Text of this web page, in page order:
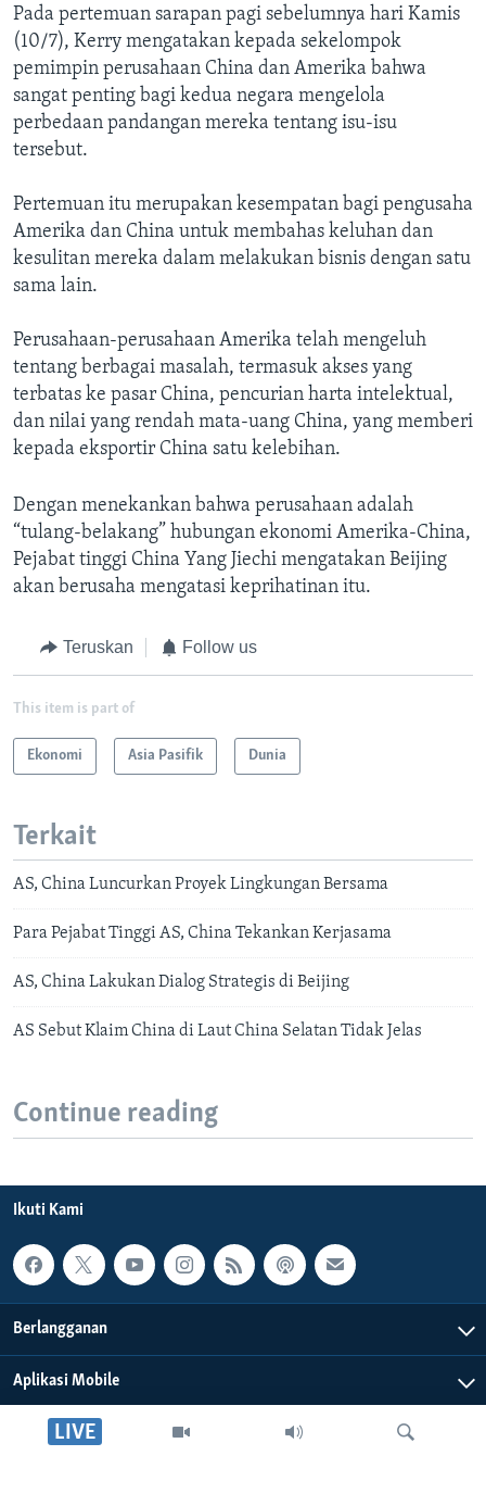
LIVE
Pada pertemuan sarapan pagi sebelumnya hari Kamis
(10/7), Kerry mengatakan kepada sekelompok
pemimpin perusahaan China dan Amerika bahwa
sangat penting bagi kedua negara mengelola
perbedaan pandangan mereka tentang isu-isu
tersebut.
Pertemuan itu merupakan kesempatan bagi pengusaha
Amerika dan China untuk membahas keluhan dan
kesulitan mereka dalam melakukan bisnis dengan satu
sama lain.
Perusahaan-perusahaan Amerika telah mengeluh
tentang berbagai masalah, termasuk akses yang
terbatas ke pasar China, pencurian harta intelektual,
dan nilai yang rendah mata-uang China, yang memberi
kepada eksportir China satu kelebihan.
Dengan menekankan bahwa perusahaan adalah
“tulang-belakang” hubungan ekonomi Amerika-China,
Pejabat tinggi China Yang Jiechi mengatakan Beijing
akan berusaha mengatasi keprihatinan itu.
Teruskan Follow us
This item is part of
Ekonomi Asia Pasifik Dunia
Terkait
AS, China Luncurkan Proyek Lingkungan Bersama
Para Pejabat Tinggi AS, China Tekankan Kerjasama
AS, China Lakukan Dialog Strategis di Beijing
AS Sebut Klaim China di Laut China Selatan Tidak Jelas
Continue reading
Ikuti Kami
Berlangganan
Aplikasi Mobile
Tentang Kami